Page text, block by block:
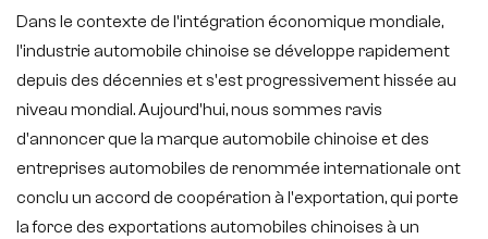
Dans le contexte de l'intégration économique mondiale,
l'industrie automobile chinoise se développe rapidement
depuis des décennies et s'est progressivement hissée au
niveau mondial. Aujourd'hui, nous sommes ravis
d'annoncer que la marque automobile chinoise et des
entreprises automobiles de renommée internationale ont
conclu un accord de coopération à l'exportation, qui porte
la force des exportations automobiles chinoises à un